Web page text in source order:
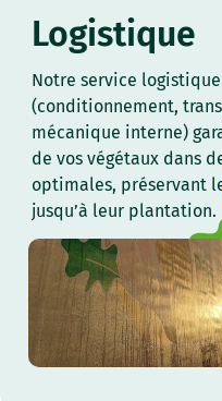
Logistique
Notre service
(conditionnement,
mécanique interne)
de vos végétaux dans
optimales, préservant
jusqu’à leur plantation.